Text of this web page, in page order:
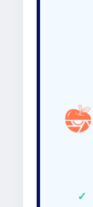
✓